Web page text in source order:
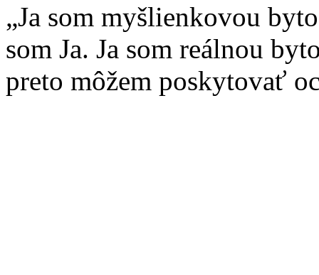
„Ja som myšlienkovou
som Ja. Ja som reálnou
preto môžem poskytovať